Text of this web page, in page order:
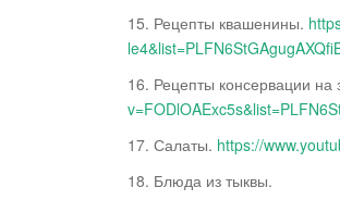
15. Рецепты квашенины.
16. Рецепты консервации на
17. Салаты. https://
18. Блюда из тыквы.